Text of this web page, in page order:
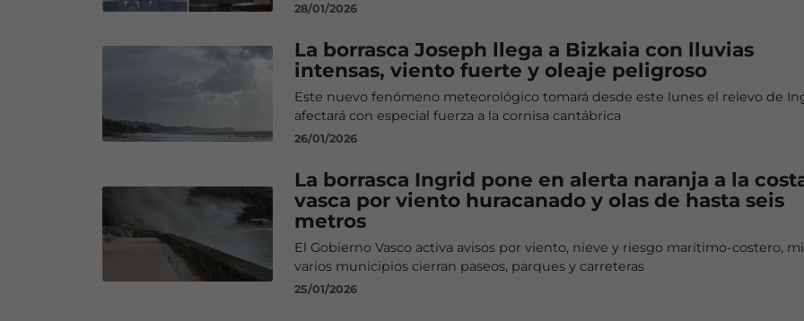
28/01/2026
La borrasca Joseph llega a Bizkaia con lluvias
intensas, viento fuerte y oleaje peligroso
Este nuevo fenómeno meteorológico tomará desde este lunes el relevo de
afectará con especial fuerza a la cornisa cantábrica
26/01/2026
La borrasca Ingrid pone en alerta naranja a la
vasca por viento huracanado y olas de hasta seis
metros
El Gobierno Vasco activa avisos por viento, nieve y riesgo marítimo-costero,
varios municipios cierran paseos, parques y carreteras
25/01/2026